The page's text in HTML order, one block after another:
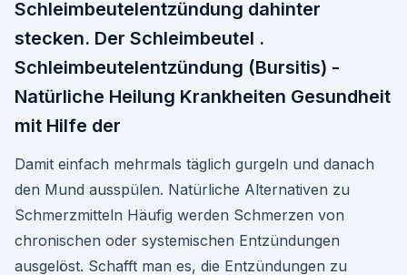
Schleimbeutelentzündung dahinter
stecken. Der Schleimbeutel .
Schleimbeutelentzündung (Bursitis) -
Natürliche Heilung Krankheiten Gesundheit
mit Hilfe der
Damit einfach mehrmals täglich gurgeln und danach
den Mund ausspülen. Natürliche Alternativen zu
Schmerzmitteln Häufig werden Schmerzen von
chronischen oder systemischen Entzündungen
ausgelöst. Schafft man es, die Entzündungen zu